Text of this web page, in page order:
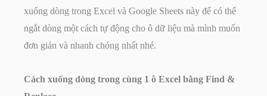
xuống dòng trong Excel và Google Sheets này để có thể
ngắt dòng một cách tự động cho ô dữ liệu mà mình muốn
đơn giản và nhanh chóng nhất nhé.
Cách xuống dòng trong cùng 1 ô Excel bằng Find &